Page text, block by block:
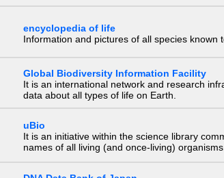
encyclopedia of life
Information and pictures of all species known
Global Biodiversity Information Facility
It is an international network and research
data about all types of life on Earth.
uBio
It is an initiative within the science library
names of all living (and once-living)